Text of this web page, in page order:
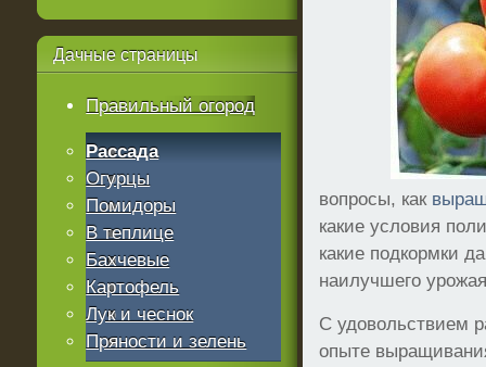
вопросы, как
какие условия
какие подкормки
наилучшего
С удовольствием
опыте
Дачные страницы
Правильный огород
Рассада
Огурцы
Помидоры
В теплице
Бахчевые
Картофель
Лук и чеснок
Пряности и зелень